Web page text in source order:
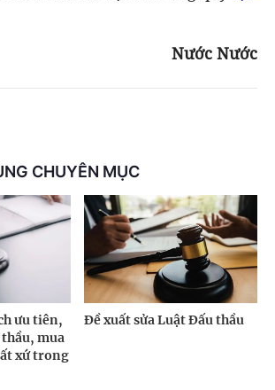
Nước Nước
CHUYÊN MỤC
ưu tiên,
mua
xứ trong
Đề xuất sửa Luật Đấu thầu